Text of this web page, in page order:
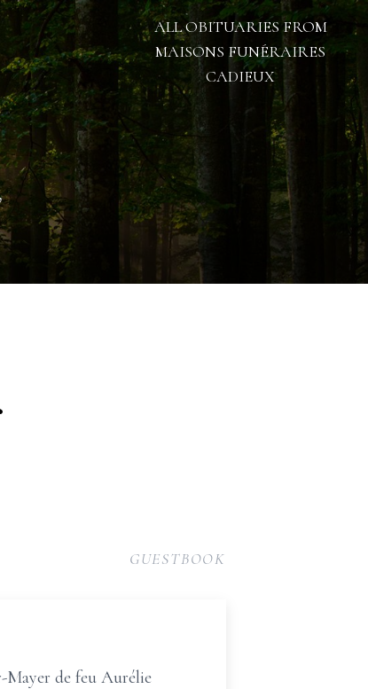
ALL OBITUARIES FROM
MAISONS FUNÉRAIRES
CADIEUX
GUESTBOOK
Mayer de feu Aurélie